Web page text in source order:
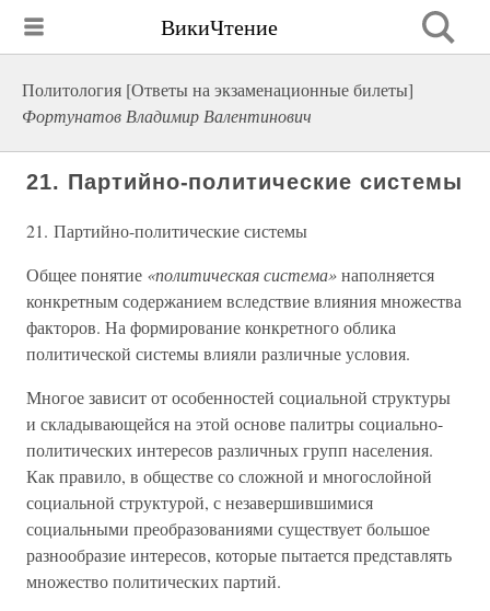
ВикиЧтение
Политология [Ответы на экзаменационные билеты]
Фортунатов Владимир Валентинович
21. Партийно-политические системы
21. Партийно-политические системы
Общее понятие «политическая система»наполняется
конкретным содержанием вследствие влияния множества
факторов. На формирование конкретного облика
политической системы влияли различные условия.
Многое зависит от особенностей социальной структуры
и складывающейся на этой основе палитры социально-
политических интересов различных групп населения.
Как правило, в обществе со сложной и многослойной
социальной структурой, с незавершившимися
социальными преобразованиями существует большое
разнообразие интересов, которые пытается представлять
множество политических партий.